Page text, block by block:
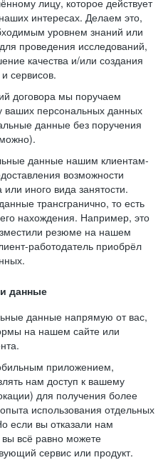
лицу, которое действует
интересах. Делаем это,
уровнем знаний или
проведения исследований,
качества и/или создания
сервисов.
договора мы поручаем
ваших персональных данных
данные без поручения
данные нашим клиентам-
возможности
или иного вида занятости.
трансгранично, то есть
нахождения. Например, это
резюме на нашем
работодатель приобрёл
данные
данные напрямую от вас,
на нашем сайте или
приложением,
нам доступ к вашему
для получения более
использования отдельных
если вы отказали нам
вы всё равно можете
сервис или продукт.